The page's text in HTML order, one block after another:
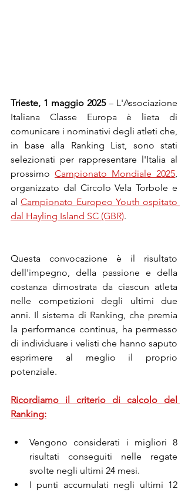
Trieste, 1 maggio 2025 – L'Associazione
Italiana Classe Europa è lieta di
comunicare i nominativi degli atleti che,
in base alla Ranking List, sono stati
selezionati per rappresentare l'Italia al
prossimo Campionato Mondiale 2025,
organizzato dal Circolo Vela Torbole e
al Campionato Europeo Youth ospitato
dal Hayling Island SC (GBR).
Questa convocazione è il risultato
dell'impegno, della passione e della
costanza dimostrata da ciascun atleta
nelle competizioni degli ultimi due
anni. Il sistema di Ranking, che premia
la performance continua, ha permesso
di individuare i velisti che hanno saputo
esprimere al meglio il proprio
potenziale.
Ricordiamo il criterio di calcolo del
Ranking:
Vengono considerati i migliori 8
risultati conseguiti nelle regate
svolte negli ultimi 24 mesi.
I punti accumulati negli ultimi 12